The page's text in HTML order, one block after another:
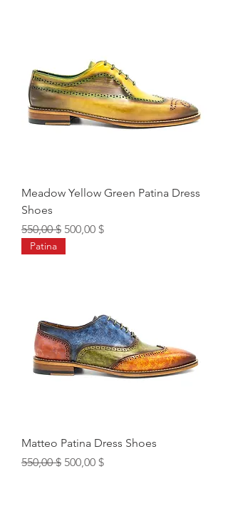
Meadow Yellow Green Patina Dress
Shoes
Обычная цена
550,00 $ Цена со скидкой
500,00 $
Patina
Matteo Patina Dress Shoes
Обычная цена
550,00 $ Цена со скидкой
500,00 $